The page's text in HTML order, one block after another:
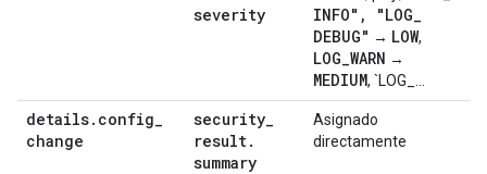
severity
INFO" , "LOG_
DEBUG" → LOW,
LOG_WARN →
MEDIUM, `LOG_...
details. config_
change
security_
result.
summary
Asignado
directamente